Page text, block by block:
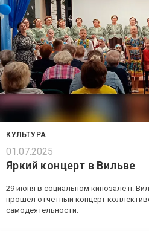
КУЛЬТУРА
01.07.2025
Яркий концерт в Вильве
29 июня в социальном кинозале п.
прошёл отчётный концерт
самодеятельности.